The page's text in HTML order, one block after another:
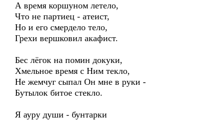
А время коршуном летело,
Что не партиец - атеист,
Но и его смердело тело,
Грехи вершковил акафист.
Бес лёгок на помин докуки,
Хмельное время с Ним текло,
Не жемчуг сыпал Он мне в руки -
Бутылок битое стекло.
Я ауру души - бунтарки